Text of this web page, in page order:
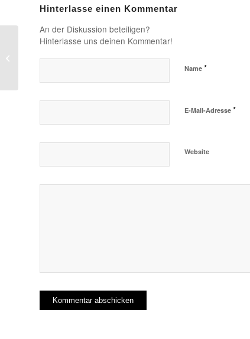
Hinterlasse einen Kommentar
An der Diskussion beteiligen?
Hinterlasse uns deinen Kommentar!
Name *
E-Mail-Adresse *
Website
Overnighter und
Bikepacking: Interview